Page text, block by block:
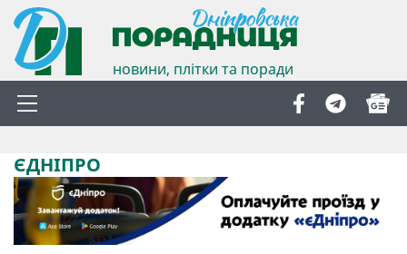
новини, плітки та поради
ЄДНІПРО